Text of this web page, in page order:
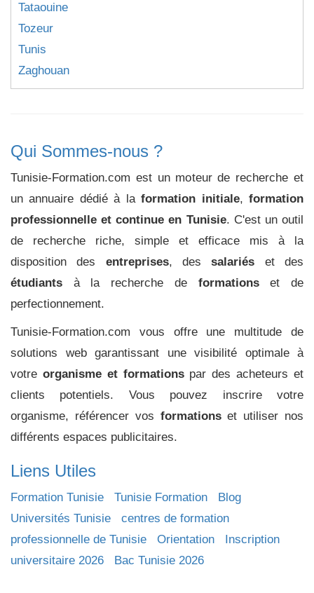
Tataouine
Tozeur
Tunis
Zaghouan
Qui Sommes-nous ?
Tunisie-Formation.com est un moteur de recherche et
un annuaire dédié à laformation initiale,formation
professionnelle et continue en Tunisie. C'est un outil
de recherche riche, simple et efficace mis à la
disposition des entreprises, dessalariés et des
étudiants à la recherche de formationset de
perfectionnement.
Tunisie-Formation.com vous offre une multitude de
solutions web garantissant une visibilité optimale à
votre organisme et formationspar des acheteurs et
clients potentiels. Vous pouvez inscrire votre
organisme, référencer vos formationset utiliser nos
différents espaces publicitaires.
Liens Utiles
Formation Tunisie Tunisie Formation
Blog
Universités Tunisie
centres de formation
professionnelle de Tunisie
Orientation
Inscription
universitaire 2026
Bac Tunisie 2026